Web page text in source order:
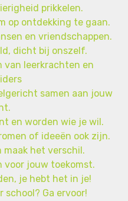
prikkelen.
op ontdekking te gaan.
en vriendschappen.
dicht bij onszelf.
van leerkrachten en
samen aan jouw
en worden wie je wil.
of ideeën ook zijn.
maak het verschil.
voor jouw toekomst.
je hebt het in je!
school? Ga ervoor!